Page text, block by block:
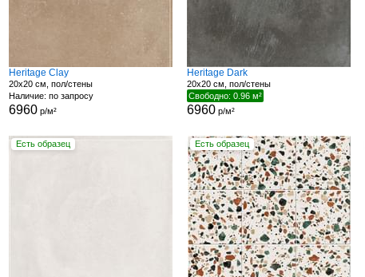
Heritage Clay
20x20 см, пол/стены
Наличие: по запросу
6960р/м²
Heritage Dark
20x20 см, пол/стены
Свободно: 0.96 м²
6960 р/м²
Есть образец Есть образец